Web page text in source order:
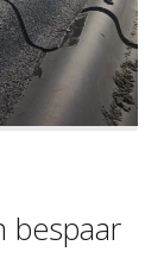
bespaar